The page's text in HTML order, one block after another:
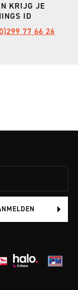
KRIJG JE
ID
77 66 26